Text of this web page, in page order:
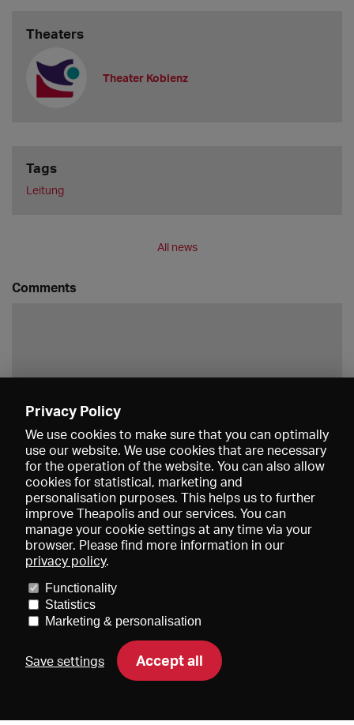
Theaters
Theater Koblenz
Tags
Leitung
All news
Comments
About us
Imprint
DE EN FR
Privacy Policy
We use cookies to make sure that you can optimally
use our website. We use cookies that are necessary
for the operation of the website. You can also allow
cookies for statistical, marketing and
personalisation purposes. This helps us to further
improve Theapolis and our services. You can
manage your cookie settings at any time via your
browser. Please find more information in our
privacy policy.
Functionality
Statistics
Marketing & personalisation
Save settings Accept all